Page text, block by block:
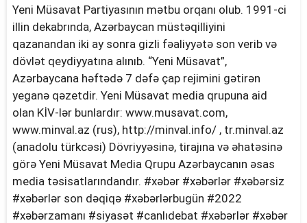
Yeni Müsavat Partiyasının mətbu orqanı olub. 1991-ci
illin dekabrında, Azərbaycan müstəqilliyini
qazanandan iki ay sonra gizli fəaliyyətə son verib və
dövlət qeydiyyatına alınıb. “Yeni Müsavat”,
Azərbaycana həftədə 7 dəfə çap rejimini gətirən
yeganə qəzetdir. Yeni Müsavat media qrupuna aid
olan KİV-lər bunlardır: www.musavat.com,
www.minval.az (rus), http://minval.info/ , tr.minval.az
(anadolu türkcəsi) Dövriyyəsinə, tirajına və əhatəsinə
görə Yeni Müsavat Media Qrupu Azərbaycanın əsas
media təsisatlarındandır. #xəbər #xəbərlər #xəbərsiz
#xəbərlər son dəqiqə #xəbərlərbugün #2022
#xəbərzamanı #siyasət #canlıdebat #xəbərlər #xəbər